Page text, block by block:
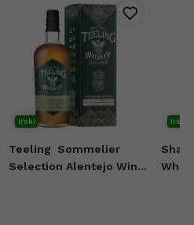
Irski
Teeling
Sommelier
Selection Alentejo Wine
Irski